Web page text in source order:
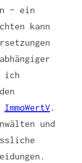
– ein
kann
ich
ImmoWertV.
und